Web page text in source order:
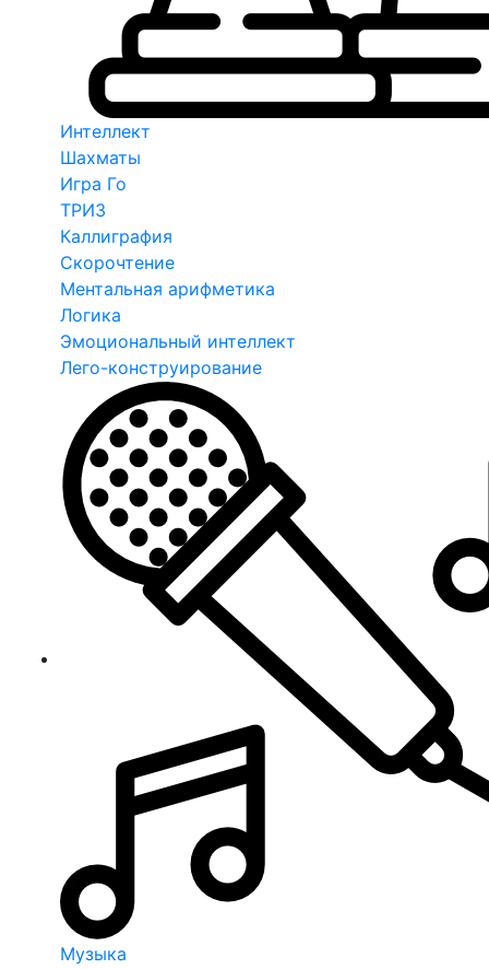
Интеллект
Шахматы
Игра Го
ТРИЗ
Каллиграфия
Скорочтение
Ментальная арифметика
Логика
Эмоциональный интеллект
Лего-конструирование
Музыка